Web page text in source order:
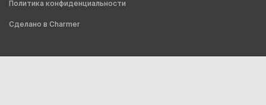
Политика конфиденциальности
Сделано в Charmer